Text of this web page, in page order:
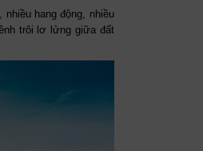
hang động, nhiều
trôi lơ lửng giữa đất